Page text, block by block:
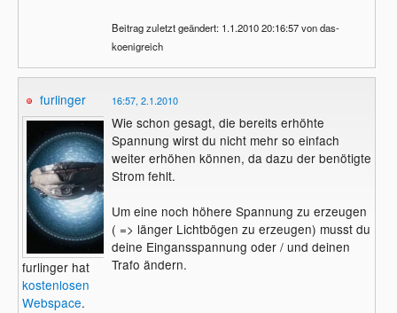
Beitrag zuletzt geändert: 1.1.2010 20:16:57 von das-
koenigreich
furlinger
furlinger hat
kostenlosen
Webspace.
16:57, 2.1.2010
Wie schon gesagt, die bereits erhöhte
Spannung wirst du nicht mehr so einfach
weiter erhöhen können, da dazu der benötigte
Strom fehlt.
Um eine noch höhere Spannung zu erzeugen
( => länger Lichtbögen zu erzeugen) musst du
deine Eingansspannung oder / und deinen
Trafo ändern.